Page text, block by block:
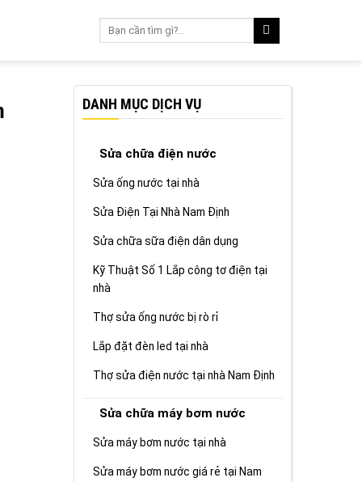
DANH MỤC DỊCH VỤ
Sửa chữa điện nước
Sửa ống nước tại nhà
Sửa Điện Tại Nhà Nam Định
Sửa chữa sữa điện dân dụng
Kỹ Thuật Số 1 Lắp công tơ điện tại
nhà
Thợ sửa ống nước bị rò rỉ
Lắp đặt đèn led tại nhà
Thợ sửa điện nước tại nhà Nam Định
Sửa chữa máy bơm nước
Sửa máy bơm nước tại nhà
Sửa máy bơm nước giá rẻ tại Nam